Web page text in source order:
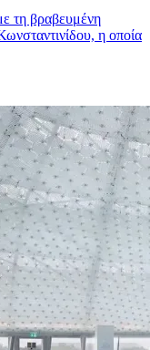
τη βραβευμένη
η οποία